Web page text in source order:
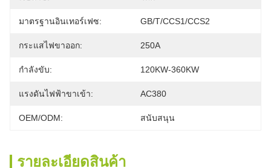
มาตรฐานอินเทอร์เฟซ: GB/T/CCS1/CCS2
กระแสไฟขาออก: 250A
กำลังขับ: 120KW-360KW
แรงดันไฟฟ้าขาเข้า: AC380
OEM/ODM: สนับสนุน
รายละเอียดสินค้า